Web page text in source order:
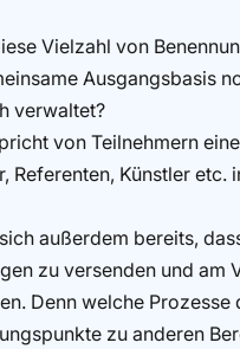
Vielzahl von
Ausgangsbasis
verwaltet?
von Teilnehmern
Referenten, Künstler etc.
außerdem bereits,
zu versenden und am
Denn welche
zu anderen